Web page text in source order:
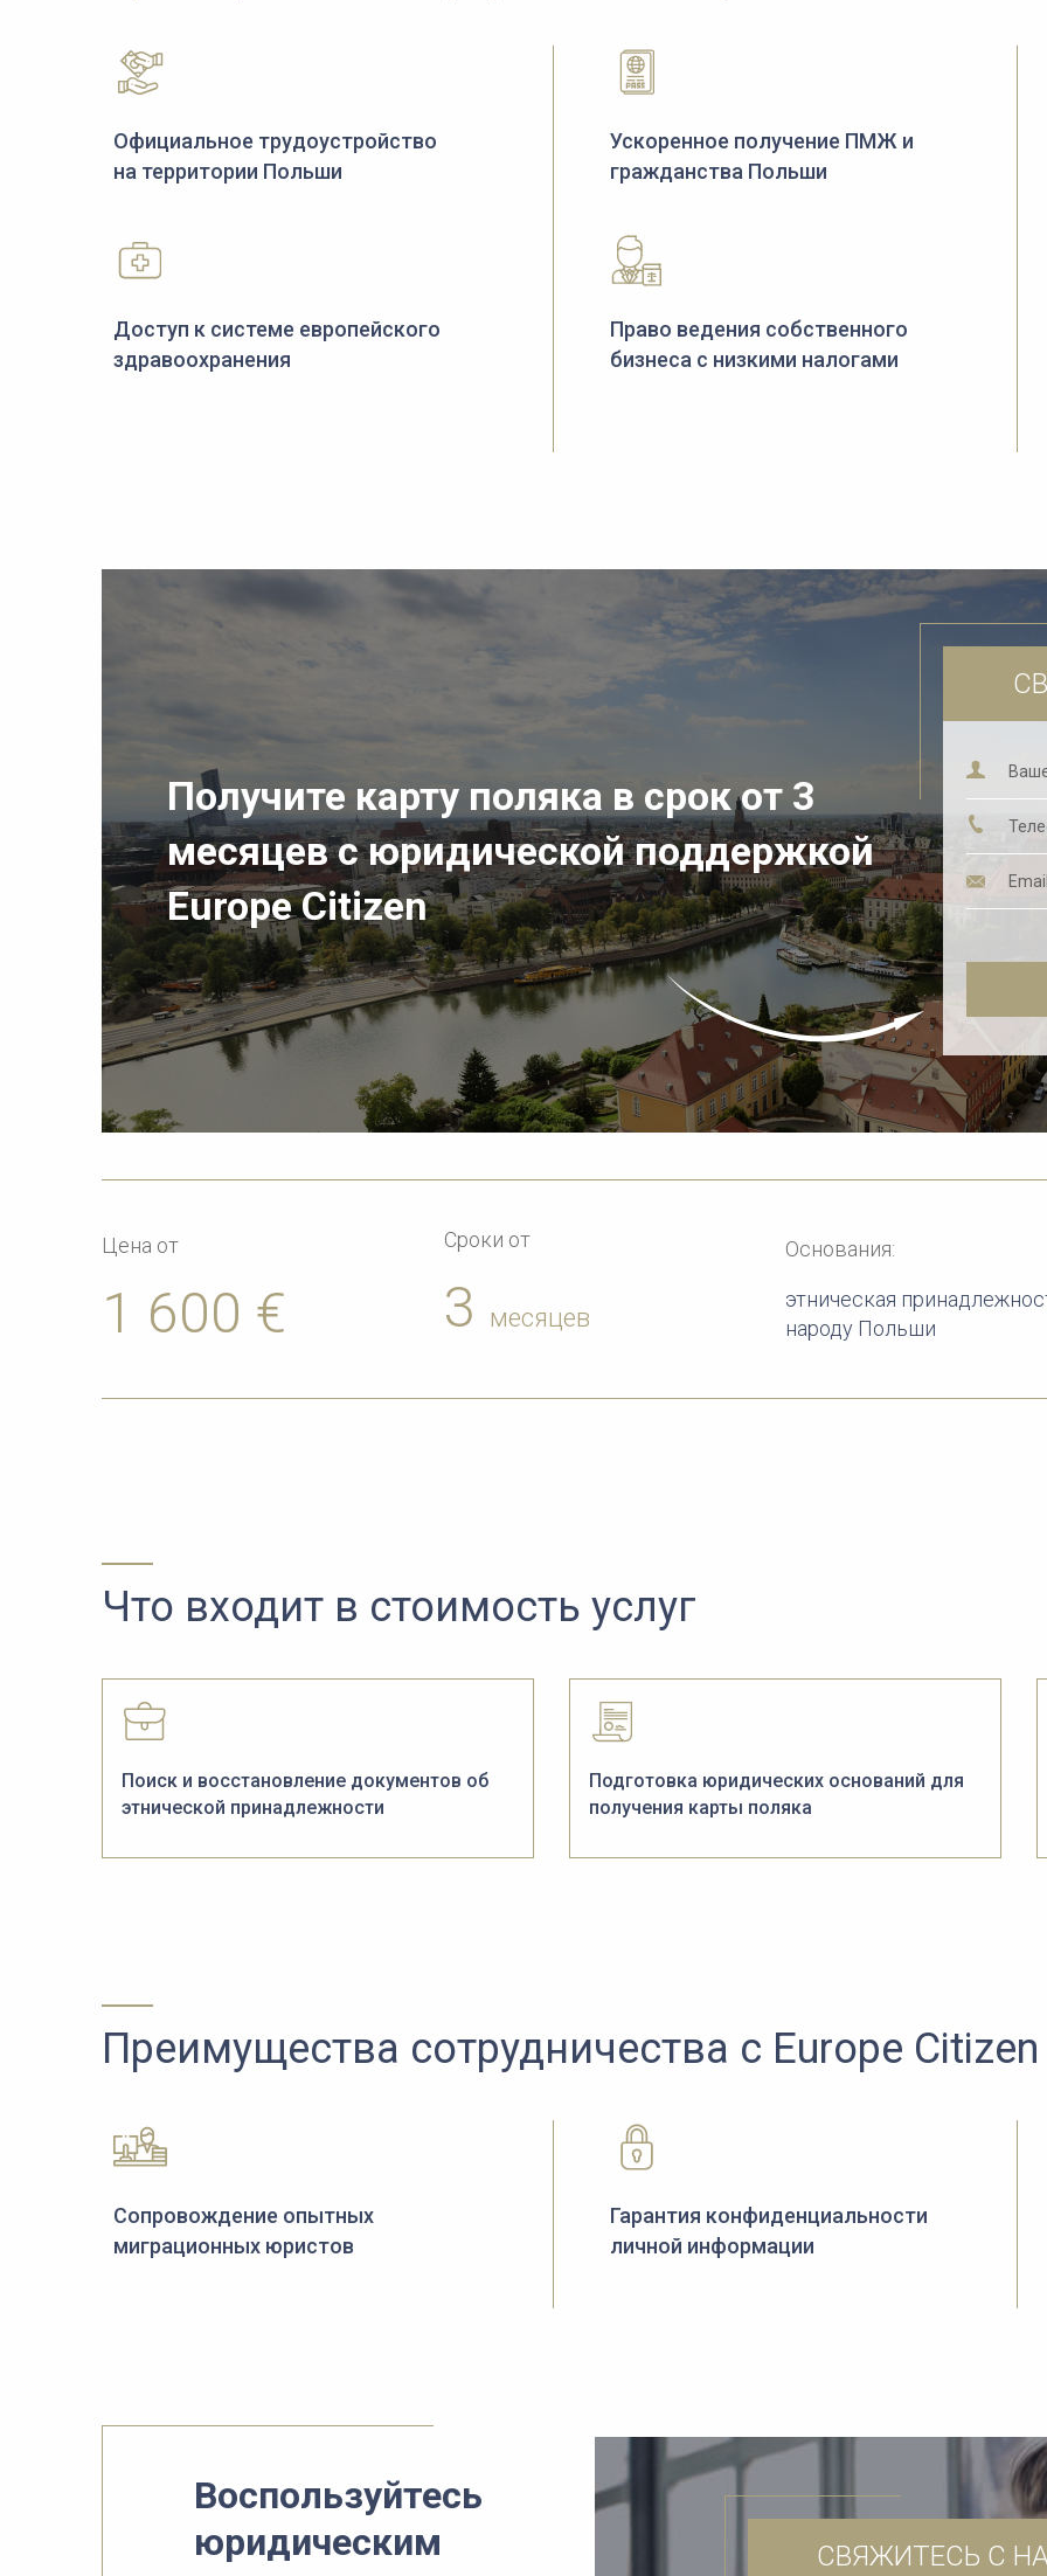
Официальное трудоустройство
на территории Польши
Ускоренное получение ПМЖ и
гражданства Польши
Доступ к системе европейского
здравоохранения
Право ведения собственного
бизнеса с низкими налогами
Получите карту поляка в срок от 3
месяцев с юридической поддержкой
Europe Citizen
Цена от
1 600 €
Сроки от
3 месяцев
Основания:
этническая
народу Польши
Что входит в стоимость услуг
Поиск и восстановление документов об
этнической принадлежности
Подготовка юридических оснований для
получения карты поляка
Преимущества сотрудничества с Europe Citizen
Сопровождение опытных
миграционных юристов
Гарантия конфиденциальности
личной информации
Воспользуйтесь
юридическим
СВЯЖИТЕСЬ С